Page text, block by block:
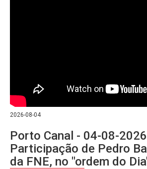
2026-08-04
Porto Canal - 04-08-
Participação de Pedro
da FNE, no "ordem do